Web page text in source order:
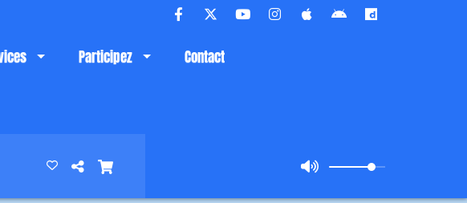
Participez Contact